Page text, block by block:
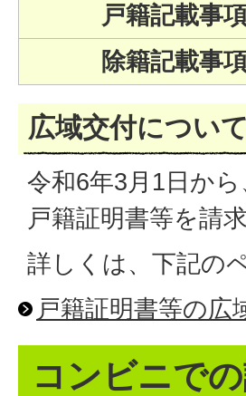
戸籍記載事
除籍記載事
広域交付について
令和6年3月1日か
戸籍証明書等を請
詳しくは、下記の
戸籍証明書等の広
コンビニで